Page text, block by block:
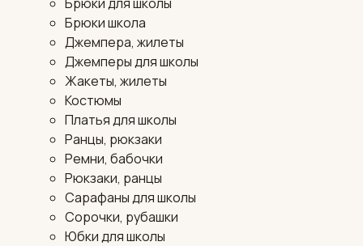
Брюки школа
Джемпера, жилеты
Джемперы для школы
Жакеты, жилеты
Костюмы
Платья для школы
Ранцы, рюкзаки
Ремни, бабочки
Рюкзаки, ранцы
Сарафаны для школы
Сорочки, рубашки
Юбки для школы